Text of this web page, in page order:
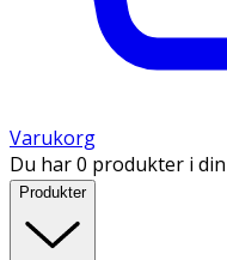
Varukorg
Du har 0 produkter i
Produkter